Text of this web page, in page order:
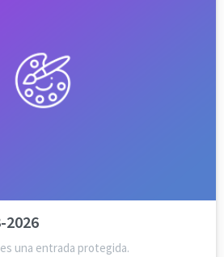
2026
una entrada protegida.